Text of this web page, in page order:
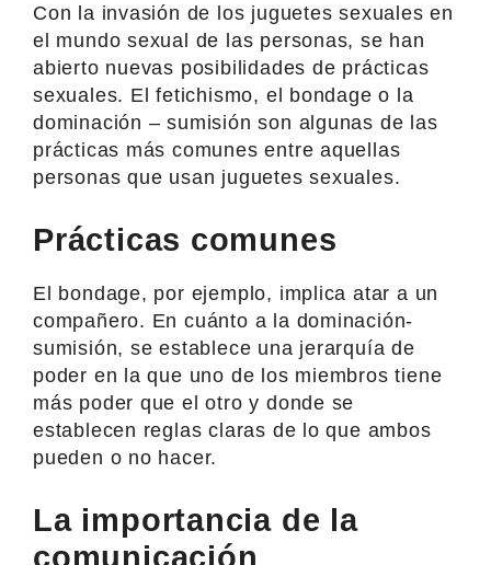
Con la invasión de los juguetes sexuales en
el mundo sexual de las personas, se han
abierto nuevas posibilidades de prácticas
sexuales. El fetichismo, el bondage o la
dominación – sumisión son algunas de las
prácticas más comunes entre aquellas
personas que usan juguetes sexuales.
Prácticas comunes
El bondage, por ejemplo, implica atar a un
compañero. En cuánto a la dominación-
sumisión, se establece una jerarquía de
poder en la que uno de los miembros tiene
más poder que el otro y donde se
establecen reglas claras de lo que ambos
pueden o no hacer.
La importancia de la
comunicación